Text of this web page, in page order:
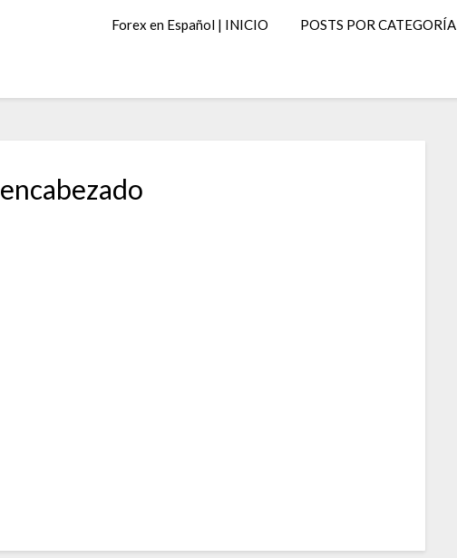
Forex en Español | INICIO POSTS POR CATEGORÍA
encabezado